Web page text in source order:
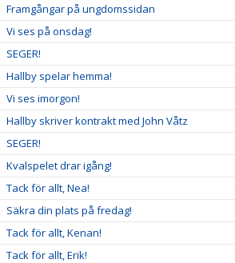
Framgångar på ungdomssidan
Vi ses på onsdag!
SEGER!
Hallby spelar hemma!
Vi ses imorgon!
Hallby skriver kontrakt med John Våtz
SEGER!
Kvalspelet drar igång!
Tack för allt, Nea!
Säkra din plats på fredag!
Tack för allt, Kenan!
Tack för allt, Erik!